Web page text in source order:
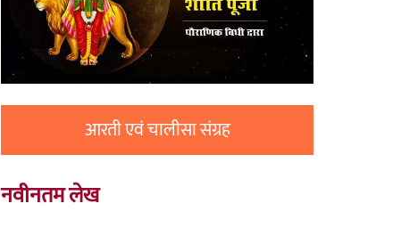
आरती एवं चालीसा संग्रह
नवीनतम लेख